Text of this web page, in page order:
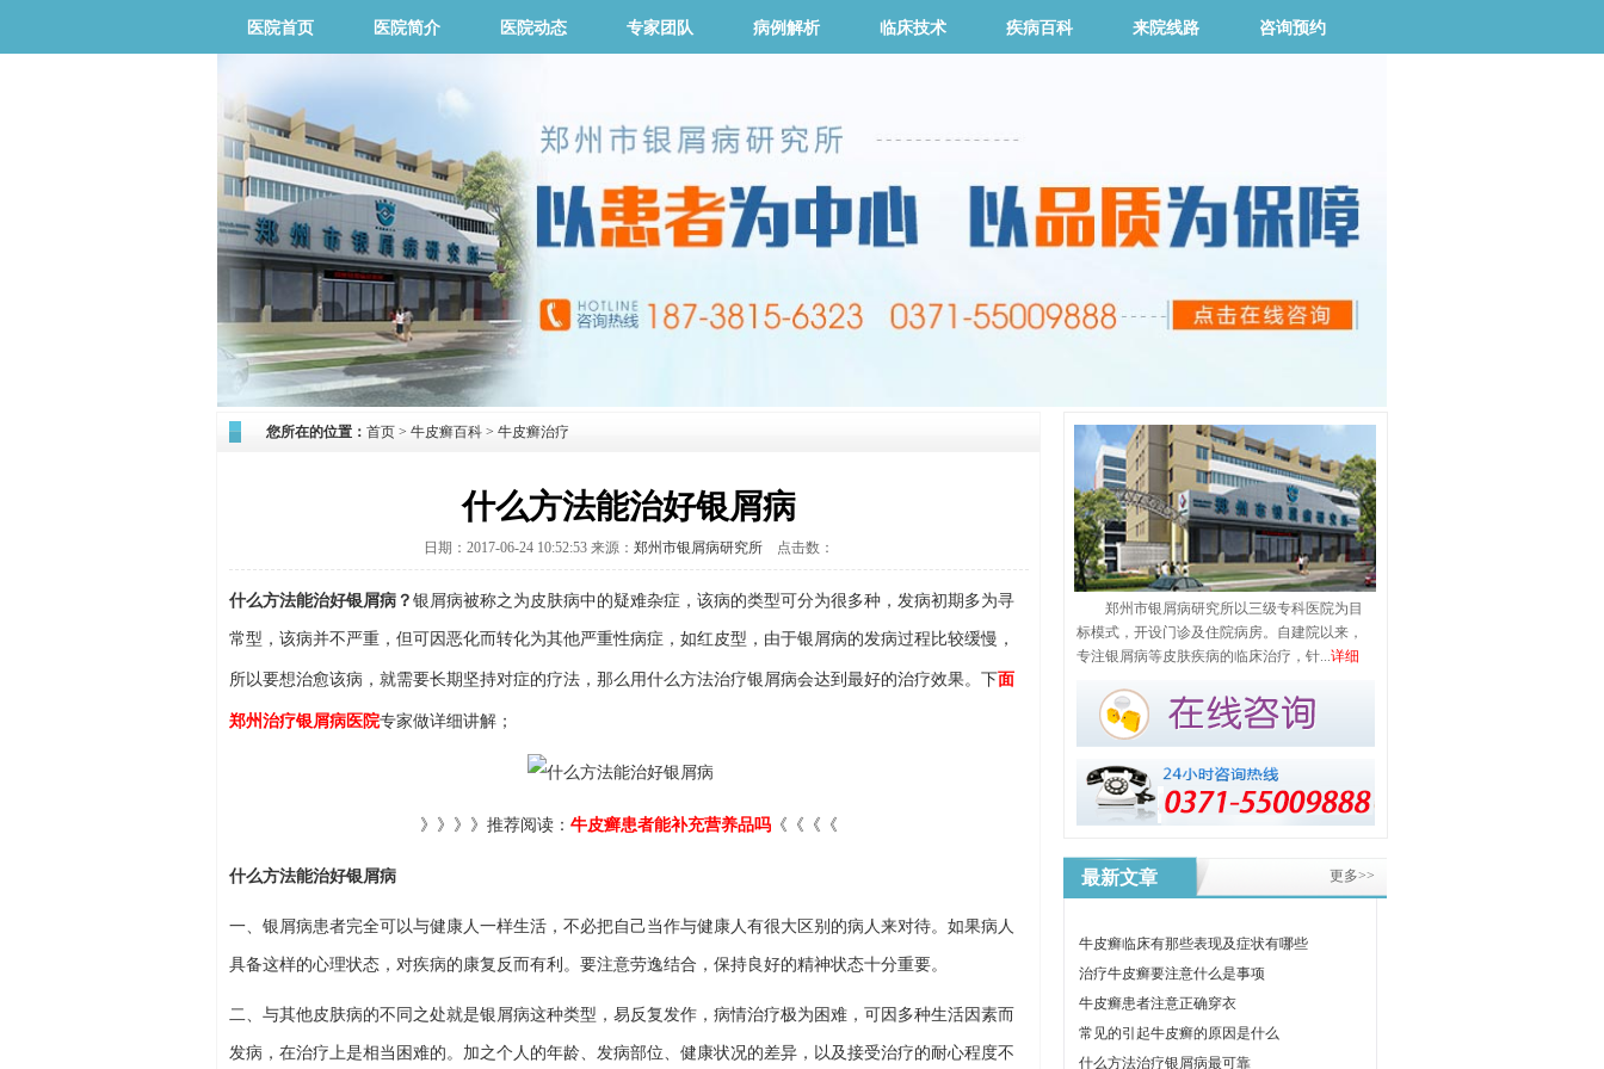
医院首页 医院简介 医院动态 专家团队 病例解析 临床技术 疾病百科 来院线路 咨询预约
您所在的位置： 首页 > 牛皮癣百科 > 牛皮癣治疗
什么方法能治好银屑病
日期：2017-06-24 10:52:53 来源： 郑州市银屑病研究所 点击数：
什么方法能治好银屑病？ 银屑病被称之为皮肤病中的疑难杂症，该病的类型可分为很多种，发病初期多为寻
常型，该病并不严重，但可因恶化而转化为其他严重性病症，如红皮型，由于银屑病的发病过程比较缓慢，
所以要想治愈该病，就需要长期坚持对症的疗法，那么用什么方法治疗银屑病会达到最好的治疗效果。下面
郑州治疗银屑病医院专家做详细讲解；
》》》》推荐阅读： 牛皮癣患者能补充营养品吗 《《《《
什么方法能治好银屑病
一、银屑病患者完全可以与健康人一样生活，不必把自己当作与健康人有很大区别的病人来对待。如果病人
具备这样的心理状态，对疾病的康复反而有利。要注意劳逸结合，保持良好的精神状态十分重要。
二、与其他皮肤病的不同之处就是银屑病这种类型，易反复发作，病情治疗极为困难，可因多种生活因素而
发病，在治疗上是相当困难的。加之个人的年龄、发病部位、健康状况的差异，以及接受治疗的耐心程度不
郑州市银屑病研究所以三级专科医院为目
标模式，开设门诊及住院病房。自建院以来，
专注银屑病等皮肤疾病的临床治疗，针...详细
最新文章 更多>>
牛皮癣临床有那些表现及症状有哪些
治疗牛皮癣要注意什么是事项
牛皮癣患者注意正确穿衣
常见的引起牛皮癣的原因是什么
什么方法治疗银屑病最可靠